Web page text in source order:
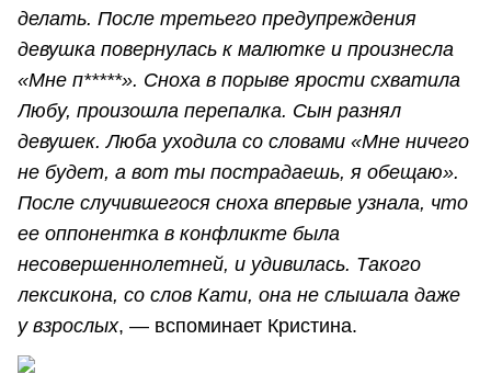
делать. После третьего предупреждения
девушка повернулась к малютке и произнесла
«Мне п*****». Сноха в порыве ярости схватила
Любу, произошла перепалка. Сын разнял
девушек. Люба уходила со словами «Мне ничего
не будет, а вот ты пострадаешь, я обещаю».
После случившегося сноха впервые узнала, что
ее оппонентка в конфликте была
несовершеннолетней, и удивилась. Такого
лексикона, со слов Кати, она не слышала даже
у взрослых, — вспоминает Кристина.